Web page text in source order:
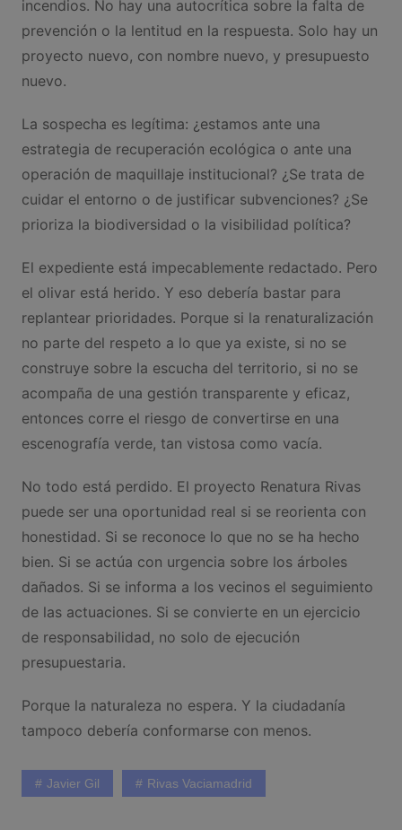
incendios. No hay una autocrítica sobre la falta de
prevención o la lentitud en la respuesta. Solo hay un
proyecto nuevo, con nombre nuevo, y presupuesto
nuevo.
La sospecha es legítima: ¿estamos ante una
estrategia de recuperación ecológica o ante una
operación de maquillaje institucional? ¿Se trata de
cuidar el entorno o de justificar subvenciones? ¿Se
prioriza la biodiversidad o la visibilidad política?
El expediente está impecablemente redactado. Pero
el olivar está herido. Y eso debería bastar para
replantear prioridades. Porque si la renaturalización
no parte del respeto a lo que ya existe, si no se
construye sobre la escucha del territorio, si no se
acompaña de una gestión transparente y eficaz,
entonces corre el riesgo de convertirse en una
escenografía verde, tan vistosa como vacía.
No todo está perdido. El proyecto Renatura Rivas
puede ser una oportunidad real si se reorienta con
honestidad. Si se reconoce lo que no se ha hecho
bien. Si se actúa con urgencia sobre los árboles
dañados. Si se informa a los vecinos el seguimiento
de las actuaciones. Si se convierte en un ejercicio
de responsabilidad, no solo de ejecución
presupuestaria.
Porque la naturaleza no espera. Y la ciudadanía
tampoco debería conformarse con menos.
Javier Gil Rivas Vaciamadrid